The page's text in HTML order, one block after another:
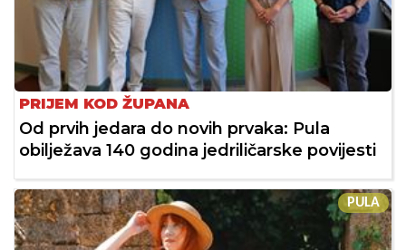
PRIJEM KOD ŽUPANA
Od prvih jedara do novih prvaka: Pula
obilježava 140 godina jedriličarske povijesti
PULA